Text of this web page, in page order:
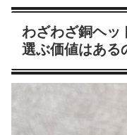
わざわざ銅ヘッ
選ぶ価値はある